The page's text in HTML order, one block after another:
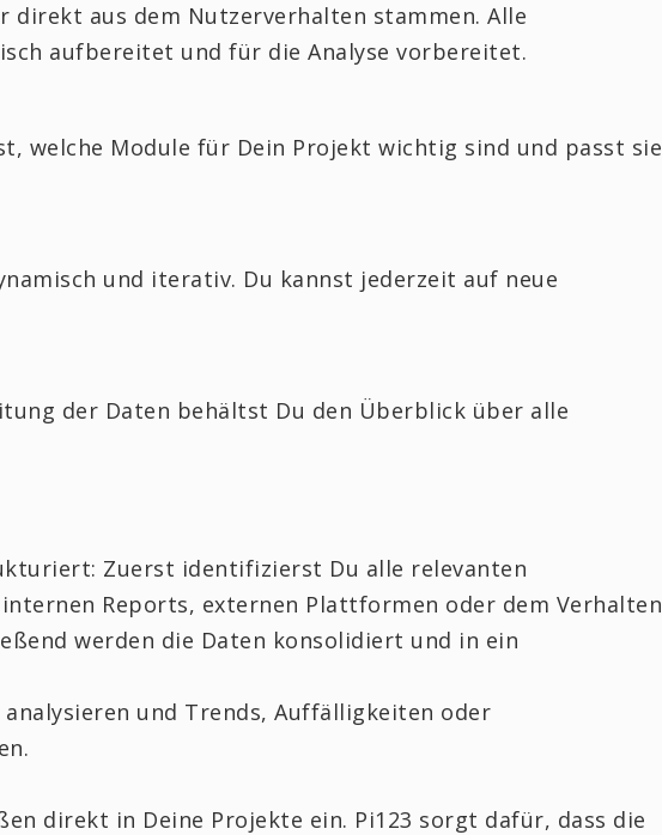
direkt aus dem Nutzerverhalten stammen. Alle
aufbereitet und für die Analyse vorbereitet.
welche Module für Dein Projekt wichtig sind und passt sie
und iterativ. Du kannst jederzeit auf neue
der Daten behältst Du den Überblick über alle
Zuerst identifizierst Du alle relevanten
Reports, externen Plattformen oder dem Verhalten
werden die Daten konsolidiert und in ein
und Trends, Auffälligkeiten oder
direkt in Deine Projekte ein. Pi123 sorgt dafür, dass die